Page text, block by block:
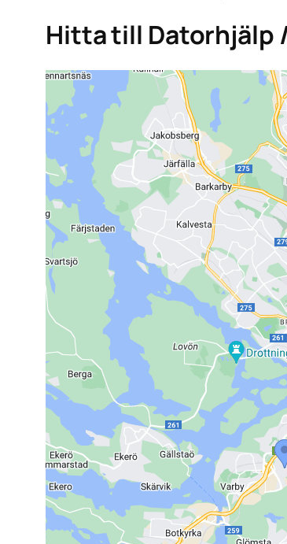
Hitta till Datorhjälp